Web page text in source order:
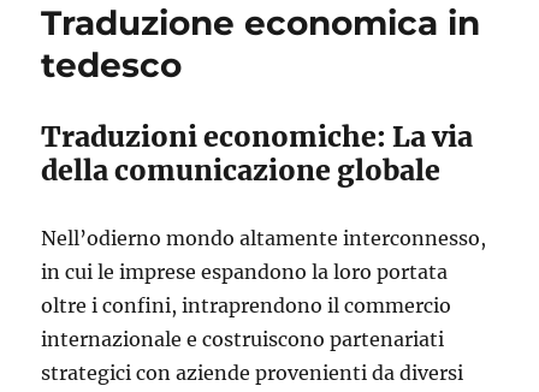
Traduzione economica in
tedesco
Traduzioni economiche: La via
della comunicazione globale
Nell’odierno mondo altamente interconnesso,
in cui le imprese espandono la loro portata
oltre i confini, intraprendono il commercio
internazionale e costruiscono partenariati
strategici con aziende provenienti da diversi